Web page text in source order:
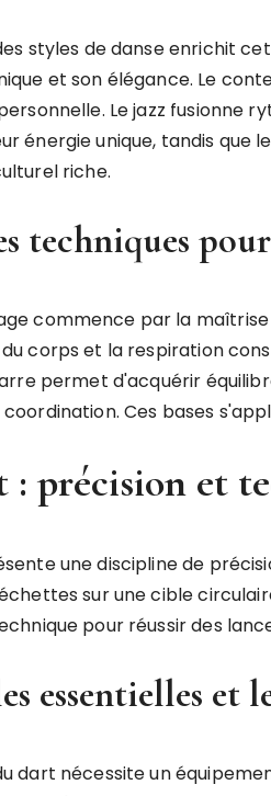
styles de danse enrichit
et son élégance. Le
Le jazz fusionne
énergie unique, tandis que
riche.
techniques
commence par la
corps et la respiration
permet d'acquérir
Ces bases
: précision et
une discipline de
sur une cible
pour réussir des
essentielles et
dart nécessite un